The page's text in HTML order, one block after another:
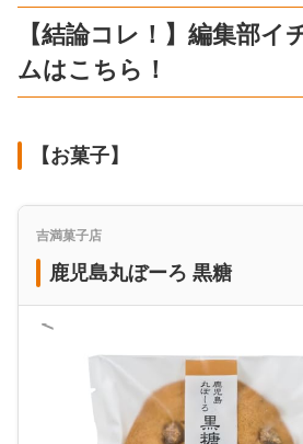
【結論コレ！】編集部イ
ムはこちら！
【お菓子】
吉満菓子店
鹿児島丸ぼーろ 黒糖
＜